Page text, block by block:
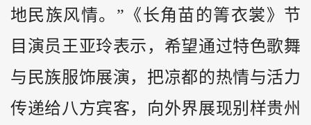
地民族风情。”《长角苗的箐衣裳》节
目演员王亚玲表示，希望通过特色歌舞
与民族服饰展演，把凉都的热情与活力
传递给八方宾客，向外界展现别样贵州